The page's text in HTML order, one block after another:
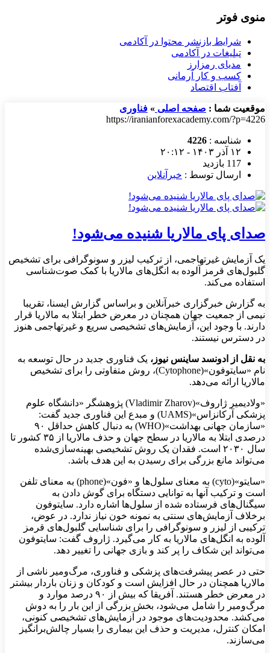
منوی فوتر
شرایط بازنشر محتوا در آکادمی
تبلیغات در آکادمی
مدیای رمزارز
کسب و کار آرمانی
آفتاب اقتصاد
موقعیت شما : صفحه اصلی » فناوری
https://iranianforexacademy.com/?p=4226
شناسه : 4226
۱۲ آذر ۱۴۰۳ - ۲۰:۱۲
117 بازدید
ارسال توسط : خبرآنلاین
صدای پای مالاریا شنیده می‌شود!
یک آزمایش غیرتهاجمی، از ترکیب لیزر و سونوگرافی برای تشخیص
گلبول‌های قرمز آلوده به انگل‌های مالاریا با کمک صوت‌شناسی
استفاده می‌کند.
به گزارش خبرگزاری خبرآنلاین و براساس گزارش ایسنا، تقریبا
نیمی از جمعیت جهان همچنان در معرض خطر ابتلا به مالاریا قرار
دارند. با وجود این، آزمایش‌های تشخیصی سریع و غیرتهاجمی هنوز
در دسترس نیستند.
به نقل از ادونسد ساینس نیوز، یک فناوری جدید در حال توسعه به
نام «سایتوفون»(Cytophone)، روش متفاوتی را برای تشخیص
مالاریا ارائه می‌دهد.
«ولادیمیر ژاروف»(Vladimir Zharov) پژوهشگر «دانشگاه علوم
پزشکی آرکانزاس»(UAMS) و مبدع این فناوری جدید گفت:
«سازمان جهانی بهداشت»(WHO) به دنبال کاهش حداقل ۹۰
درصدی ابتلا به مالاریا در سطح جهان و حذف مالاریا از ۳۵ کشور تا
سال ۲۰۳۰ است. فقدان یک روش تشخیصی بهینه‌سازی‌شده
می‌تواند مانع بزرگی برای رسیدن به این هدف باشد.
«سایتو»(cyto) به معنای سلول‌ها و «فون»(phone) به معنای تلفن
است و ترکیب آنها به توانایی دستگاه برای گوش دادن به
سیگنال‌های فرستاده‌ شده از سلول‌ها اشاره دارد. سایتوفون
برخلاف آزمایش‌های سنتی به نمونه خون نیاز ندارد. در عوض،
ترکیبی از لیزر و سونوگرافی را برای شناسایی گلبول‌های قرمز
آلوده به انگل‌های مالاریا به کار می‌گیرد. ژاروف گفت: سایتوفون
می‌تواند این شکاف را پر کند و بازی جهانی را تغییر دهد.
حتی در عصر پیشرفت‌های پزشکی و فناوری، مرگ‌ومیر ناشی از
مالاریا همچنان در حال افزایش است و کودکان و زنان باردار بیشتر
در معرض خطر هستند. آفریقا که بیش از ۹۰ درصد موارد و
مرگ‌ومیر را شامل می‌شود، بخش بزرگی از این بار را به دوش
می‌کشد. محدودیت‌های موجود در آزمایش‌های تشخیصی کنونی،
امکان کنترل، مدیریت و حذف این بیماری را بسیار چالش‌برانگیز
می‌سازند.